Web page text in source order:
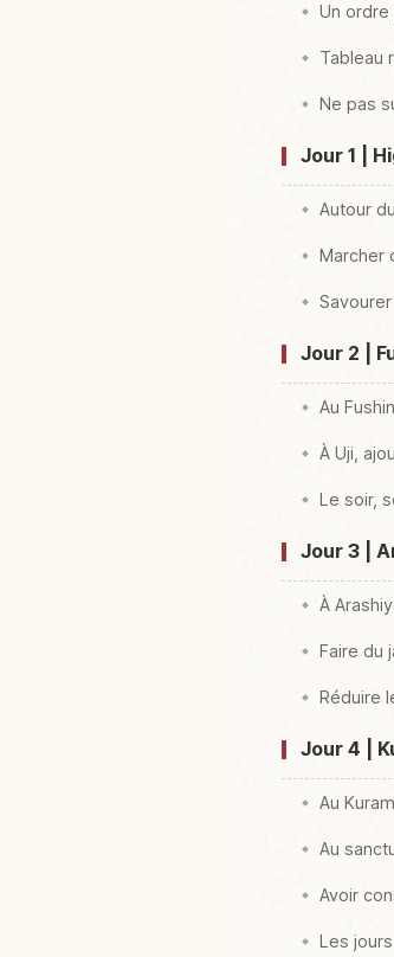
Un
Tableau
Ne pas
Jour 1 |
Autour
Marcher
Jour 2 |
Au
À Uji,
Le soir,
Jour 3 |
À
Faire du
Réduire
Jour 4 |
Au
Au
Avoir
Les